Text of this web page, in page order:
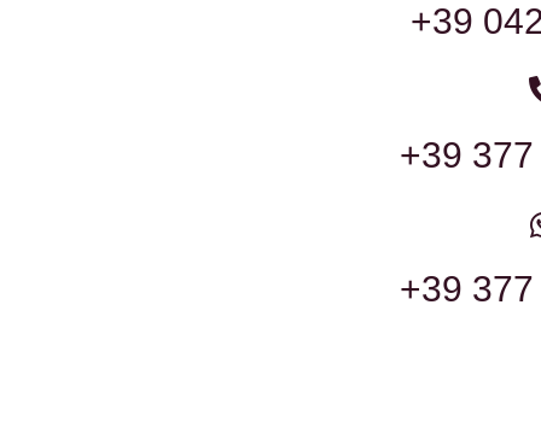
+39
+39
+39